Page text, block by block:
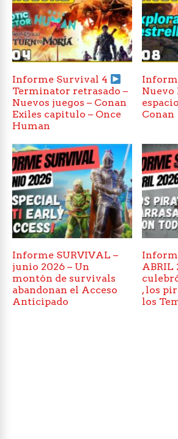
Informe Survival 4
Terminator retrasado –
Nuevos juegos – Conan
Exiles capitulo – Once
Human
Nuevo
Conan
Informe SURVIVAL –
junio 2026 – Un
montón de survivals
abandonan el Acceso
Anticipado
ABRIL
, los
los